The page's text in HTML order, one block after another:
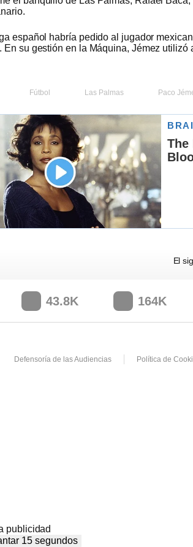
español habría pedido al jugador
En su gestión en la Máquina, Jémez
Fútbol Las Palmas Paco
El
43.8K 164K
Defensoría de las Audiencias Política de
publicidad
15 segundos